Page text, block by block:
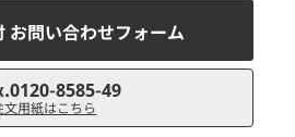
お問い合わせフォーム
8585-49
文用紙はこちら